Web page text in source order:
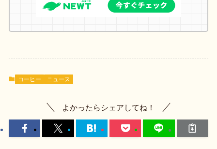
コーヒー ニュース
よかったらシェアしてね！